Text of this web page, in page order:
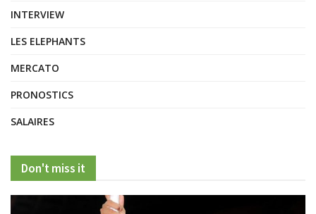
INTERVIEW
LES ELEPHANTS
MERCATO
PRONOSTICS
SALAIRES
Don't miss it